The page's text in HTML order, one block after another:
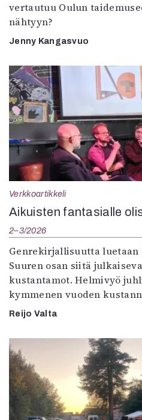
vertautuu Oulun
nähtyyn?
Jenny Kangasvuo
Verkkoartikkeli
Aikuisten fantasialle
2–3/2026
Genrekirjallisuutta luetaan
Suuren osan siitä
kustantamot. Helmivyö
kymmenen vuoden
Reijo Valta